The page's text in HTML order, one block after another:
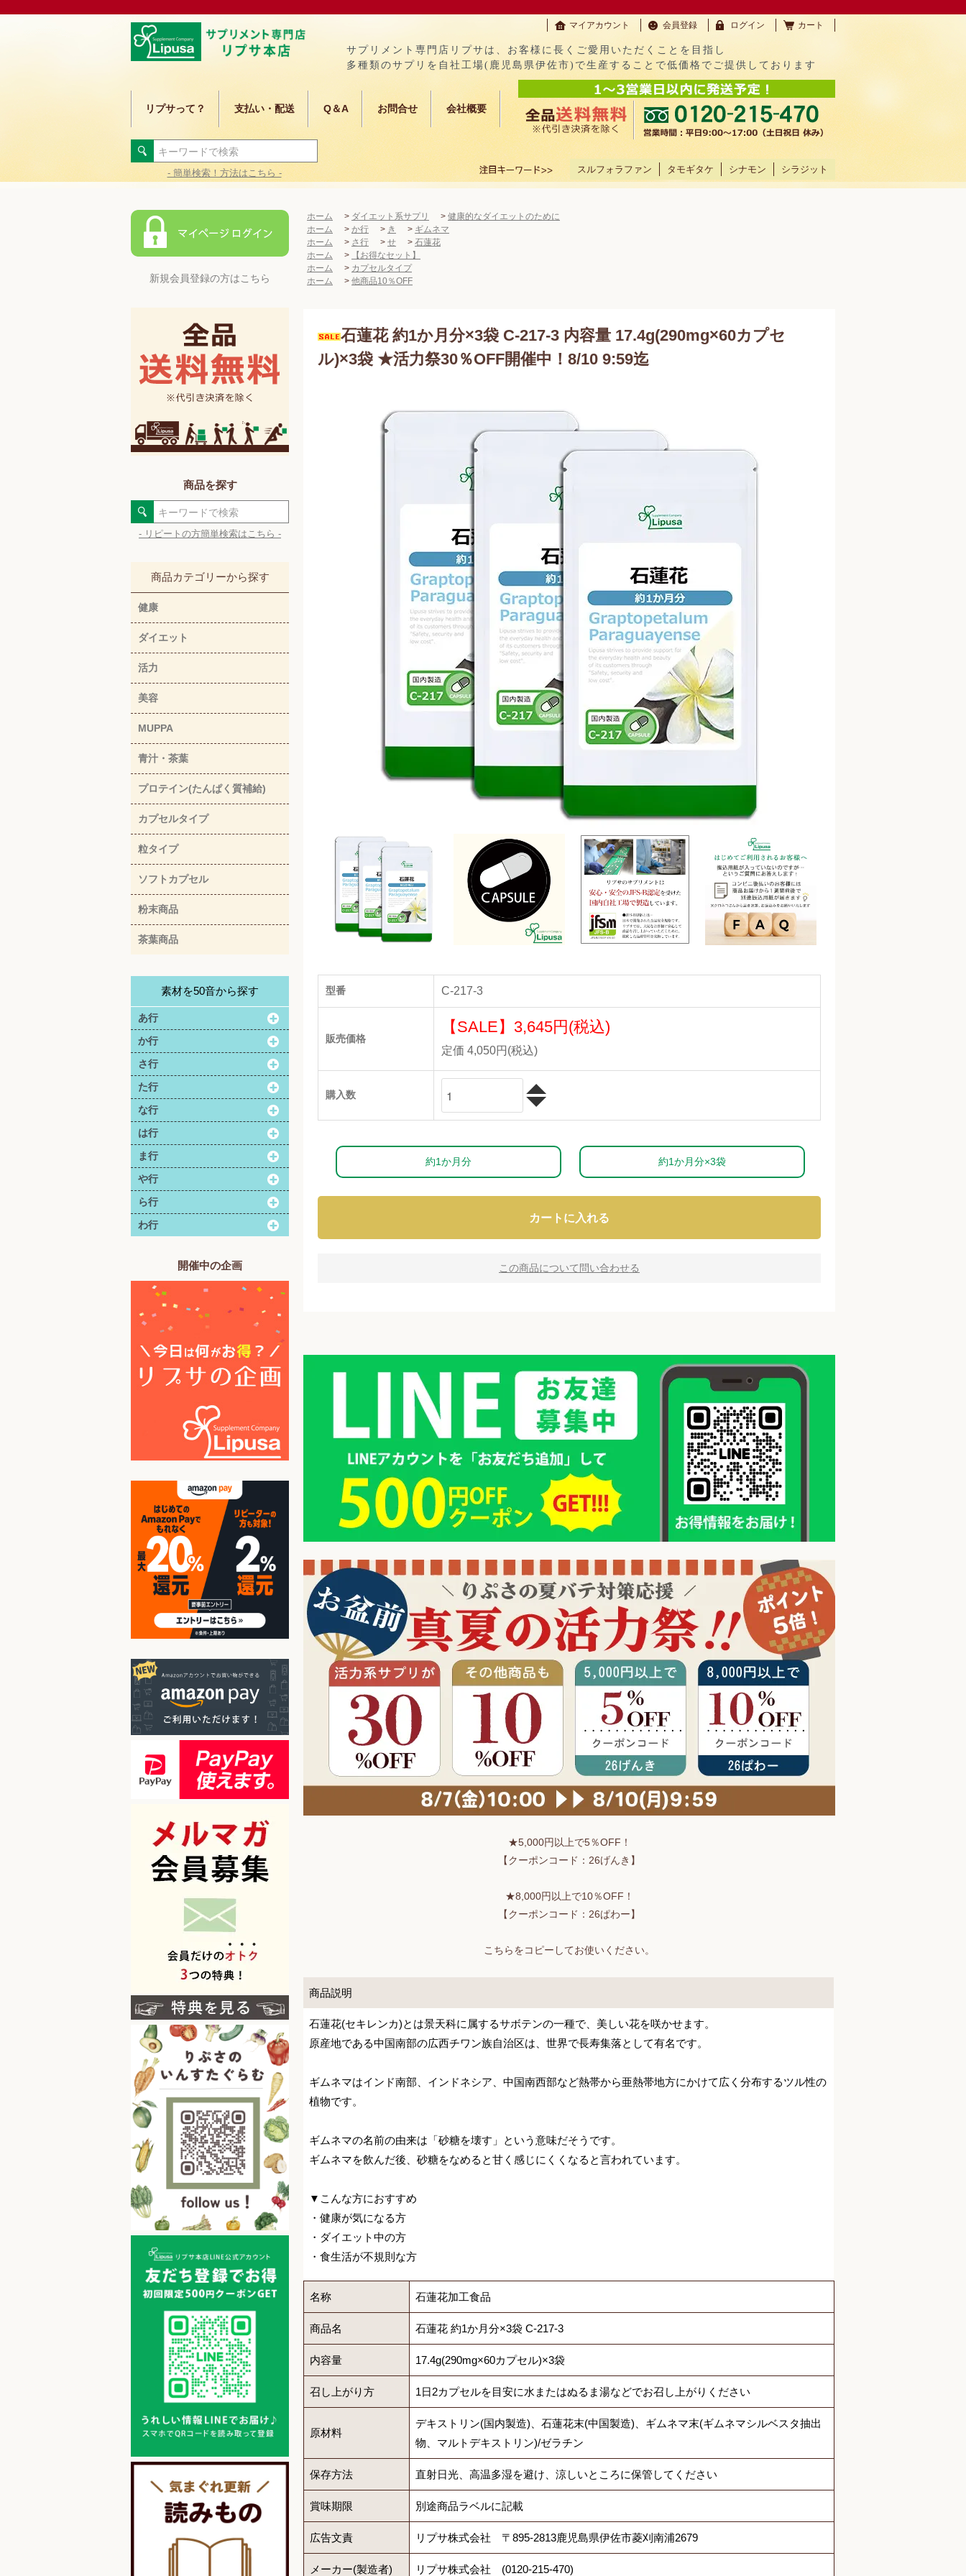
マイアカウント 会員登録 ログイン カート
サプリメント専門店リプサは、お客様に長くご愛用いただくことを目指し
多種類のサプリを自社工場(鹿児島県伊佐市)で生産することで低価格でご提供しております
リプサって？ 支払い・配送 Q＆A お問合せ 会社概要
- 簡単検索！方法はこちら - スルフォラファン タモギタケ シナモン シラジット
新規会員登録の方はこちら
商品を探す
- リピートの方簡単検索はこちら -
商品カテゴリーから探す
健康
ダイエット
活力
美容
MUPPA
青汁・茶葉
プロテイン(たんぱく質補給)
カプセルタイプ
粒タイプ
ソフトカプセル
粉末商品
茶葉商品
素材を50音から探す
あ行
か行
さ行
た行
な行
は行
ま行
や行
ら行
わ行
開催中の企画
ホーム > ダイエット系サプリ > 健康的なダイエットのために
ホーム
> か行 > き > ギムネマ
ホーム
> さ行 > せ > 石蓮花
ホーム
>
【お得なセット】
ホーム
> カプセルタイプ
ホーム
> 他商品10％OFF
石蓮花 約1か月分×3袋 C-217-3 内容量 17.4g(290mg×60カプセ
ル)×3袋 ★活力祭30％OFF開催中！8/10 9:59迄
型番 C-217-3
販売価格
【SALE】 3,645円(税込)
定価 4,050円(税込)
購入数
約1か月分 約1か月分×3袋
カートに入れる
この商品について問い合わせる
★5,000円以上で5％OFF！
【クーポンコード：26げんき】
★8,000円以上で10％OFF！
【クーポンコード：26ぱわー】
こちらをコピーしてお使いください。
商品説明
石蓮花(セキレンカ)とは景天科に属するサボテンの一種で、美しい花を咲かせます。
原産地である中国南部の広西チワン族自治区は、世界で長寿集落として有名です。
ギムネマはインド南部、インドネシア、中国南西部など熱帯から亜熱帯地方にかけて広く分布するツル性の
植物です。
ギムネマの名前の由来は「砂糖を壊す」という意味だそうです。
ギムネマを飲んだ後、砂糖をなめると甘く感じにくくなると言われています。
▼こんな方におすすめ
・健康が気になる方
・ダイエット中の方
・食生活が不規則な方
名称 石蓮花加工食品
商品名 石蓮花 約1か月分×3袋 C-217-3
内容量 17.4g(290mg×60カプセル)×3袋
召し上がり方 1日2カプセルを目安に水またはぬるま湯などでお召し上がりください
原材料
デキストリン(国内製造)、石蓮花末(中国製造)、ギムネマ末(ギムネマシルベスタ抽出
物、マルトデキストリン)/ゼラチン
保存方法 直射日光、高温多湿を避け、涼しいところに保管してください
賞味期限 別途商品ラベルに記載
広告文責 リプサ株式会社 〒895-2813鹿児島県伊佐市菱刈南浦2679
メーカー(製造者) リプサ株式会社 (0120-215-470)